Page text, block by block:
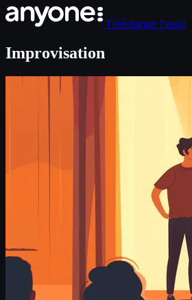
Télécharger l'appli
Improvisation